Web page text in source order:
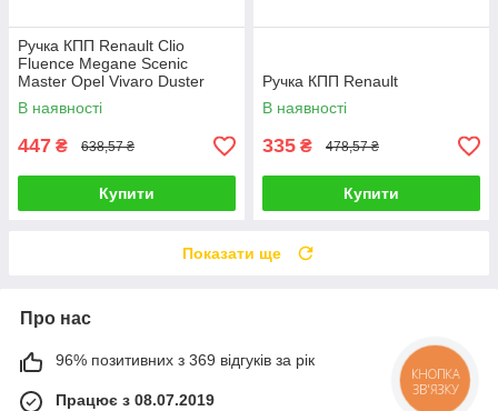
Ручка КПП Renault Clio
Fluence Megane Scenic
Master Opel Vivaro Duster
В наявності
447 ₴ 638,57 ₴
Купити
Ручка КПП Renault
В наявності
335 ₴ 478,57 ₴
Купити
Показати ще
Про нас
96% позитивних з 369 відгуків за рік
Працює з 08.07.2019
КНОПКА
ЗВ'ЯЗКУ